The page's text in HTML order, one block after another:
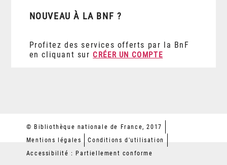
NOUVEAU À LA BNF ?
Profitez des services offerts par la BnF
en cliquant sur CRÉER UN COMPTE
© Bibliothèque nationale de France, 2017
Mentions légales
Conditions d'utilisation
Accessibilité : Partiellement conforme